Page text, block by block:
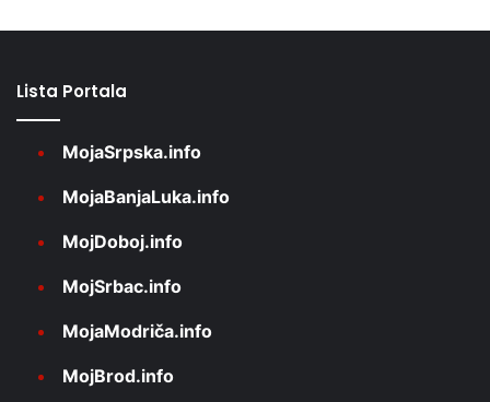
Lista Portala
MojaSrpska.info
MojaBanjaLuka.info
MojDoboj.info
MojSrbac.info
MojaModriča.info
MojBrod.info